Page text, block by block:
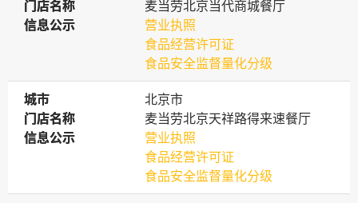
门店名称
门店名称
麦当劳北京当代商城餐厅
信息公示
信息公示
营业执照
食品经营许可证
食品安全监督量化分级
城市
城市
北京市
门店名称
门店名称
麦当劳北京天祥路得来速餐厅
信息公示
信息公示
营业执照
食品经营许可证
食品安全监督量化分级